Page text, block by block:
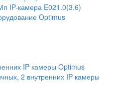
IP-камера E021.0(3.6)
Optimus
2 внутренних IP камеры